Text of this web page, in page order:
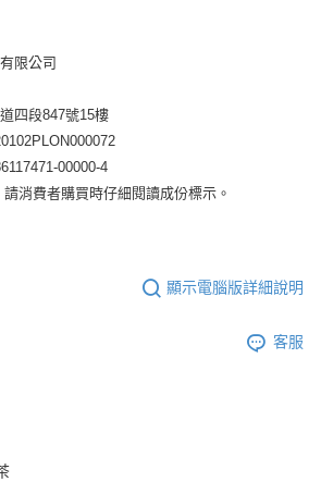
限公司
四段847號15樓
00000-4
消費者購買時仔細閱讀成份標示。
顯示電腦版詳細說明
客服